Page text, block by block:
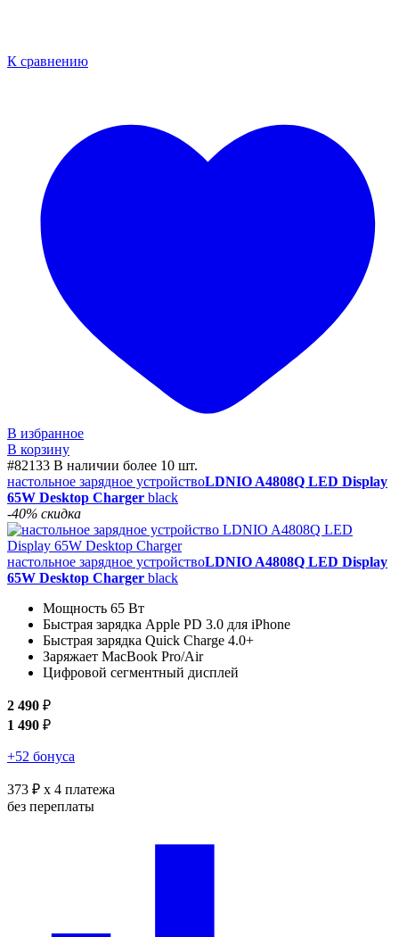
К сравнению
В избранное
В корзину
#82133 В наличии более 10 шт.
настольное зарядное устройствоLDNIO A4808Q LED Display
65W Desktop Charger black
-40% скидка
настольное зарядное устройствоLDNIO A4808Q LED Display
65W Desktop Charger black
Мощность 65 Вт
Быстрая зарядка Apple PD 3.0 для iPhone
Быстрая зарядка Quick Charge 4.0+
Заряжает MacBook Pro/Air
Цифровой сегментный дисплей
2 490 ₽
1 490 ₽
+52 бонуса
373 ₽ x 4 платежа
без переплаты